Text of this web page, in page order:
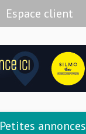
Espace client
Petites annonces